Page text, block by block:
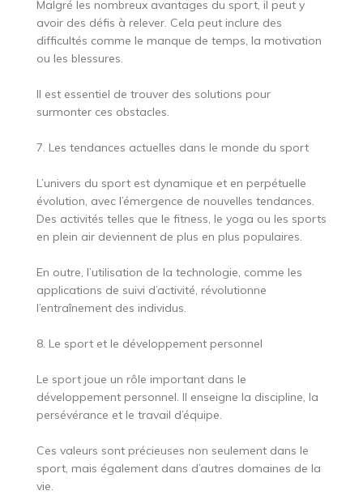
Malgré les nombreux avantages du sport, il peut y
avoir des défis à relever. Cela peut inclure des
difficultés comme le manque de temps, la motivation
ou les blessures.
Il est essentiel de trouver des solutions pour
surmonter ces obstacles.
7. Les tendances actuelles dans le monde du sport
L’univers du sport est dynamique et en perpétuelle
évolution, avec l’émergence de nouvelles tendances.
Des activités telles que le fitness, le yoga ou les sports
en plein air deviennent de plus en plus populaires.
En outre, l’utilisation de la technologie, comme les
applications de suivi d’activité, révolutionne
l’entraînement des individus.
8. Le sport et le développement personnel
Le sport joue un rôle important dans le
développement personnel. Il enseigne la discipline, la
persévérance et le travail d’équipe.
Ces valeurs sont précieuses non seulement dans le
sport, mais également dans d’autres domaines de la
vie.